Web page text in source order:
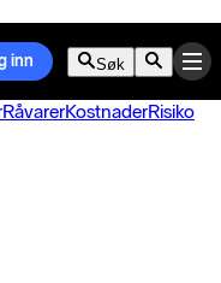
inn Søk
RåvarerKostnaderRisiko